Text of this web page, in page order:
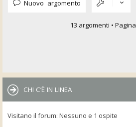
Nuovo argomento
13 argomenti • Pagina
CHI C’È IN LINEA
Visitano il forum: Nessuno e 1 ospite